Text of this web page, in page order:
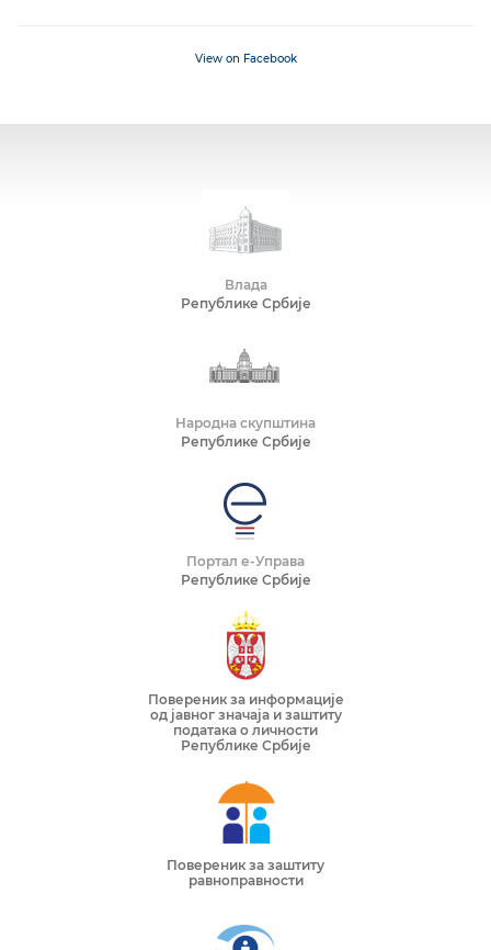
View on Facebook
Влада
Републике Србије
Народна скупштина
Републике Србије
Портал е-Управа
Републике Србије
Повереник за информације
од јавног значаја и заштиту
података о личности
Републике Србије
Повереник за заштиту
равноправности